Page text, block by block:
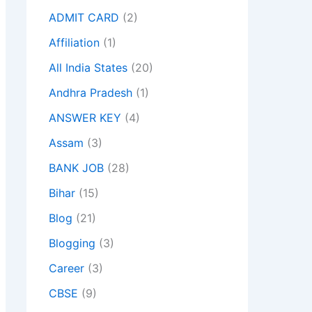
ADMIT CARD (2)
Affiliation (1)
All India States (20)
Andhra Pradesh (1)
ANSWER KEY (4)
Assam (3)
BANK JOB (28)
Bihar (15)
Blog (21)
Blogging (3)
Career (3)
CBSE (9)